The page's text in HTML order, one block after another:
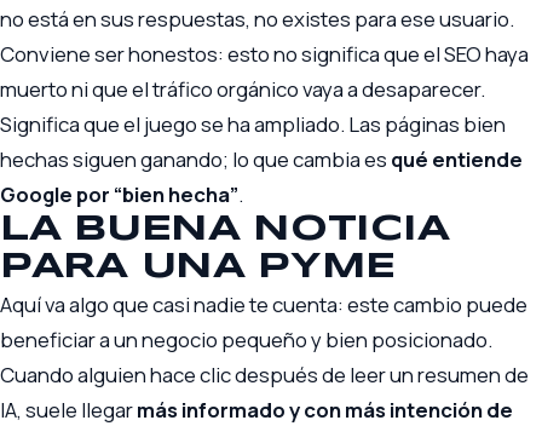
no está en sus respuestas, no existes para ese usuario.
Conviene ser honestos: esto no significa que el SEO haya
muerto ni que el tráfico orgánico vaya a desaparecer.
Significa que el juego se ha ampliado. Las páginas bien
hechas siguen ganando; lo que cambia es qué entiende
Google por “bien hecha”.
LA BUENA NOTICIA
PARA UNA PYME
Aquí va algo que casi nadie te cuenta: este cambio puede
beneficiar a un negocio pequeño y bien posicionado.
Cuando alguien hace clic después de leer un resumen de
IA, suele llegarmás informado y con más intención de